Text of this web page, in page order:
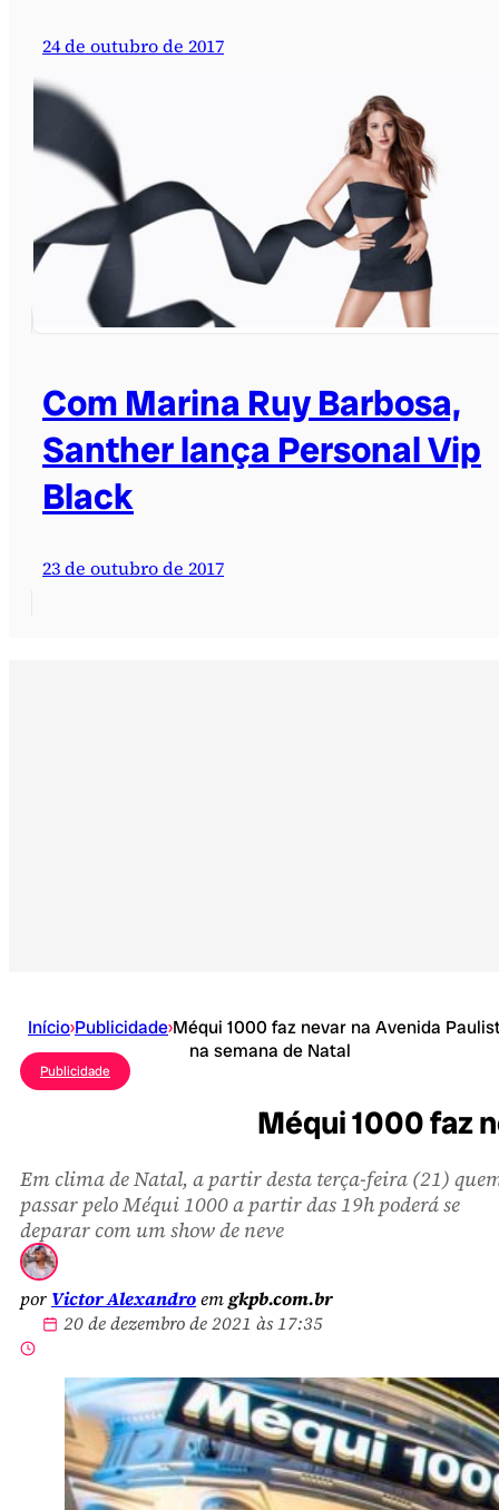
24 de outubro de 2017
Com Marina Ruy Barbosa,
Santher lança Personal Vip
Black
23 de outubro de 2017
Início›Publicidade›Méqui 1000 faz nevar na Avenida
na semana de Natal
Publicidade
Méqui 1000 faz
Em clima de Natal, a partir desta terça-feira (21)
passar pelo Méqui 1000 a partir das 19h poderá se
deparar com um show de neve
por Victor Alexandroemgkpb.com.br
20 de dezembro de 2021 às 17:35